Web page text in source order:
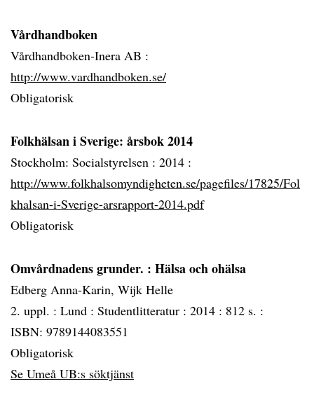
Vårdhandboken
Vårdhandboken-Inera AB :
http://www.vardhandboken.se/
Obligatorisk
Folkhälsan i Sverige: årsbok 2014
Stockholm: Socialstyrelsen : 2014 :
http://www.folkhalsomyndigheten.se/pagefiles/17825/Fol
khalsan-i-Sverige-arsrapport-2014.pdf
Obligatorisk
Omvårdnadens grunder. : Hälsa och ohälsa
Edberg Anna-Karin, Wijk Helle
2. uppl. : Lund : Studentlitteratur : 2014 : 812 s. :
ISBN: 9789144083551
Obligatorisk
Se Umeå UB:s söktjänst